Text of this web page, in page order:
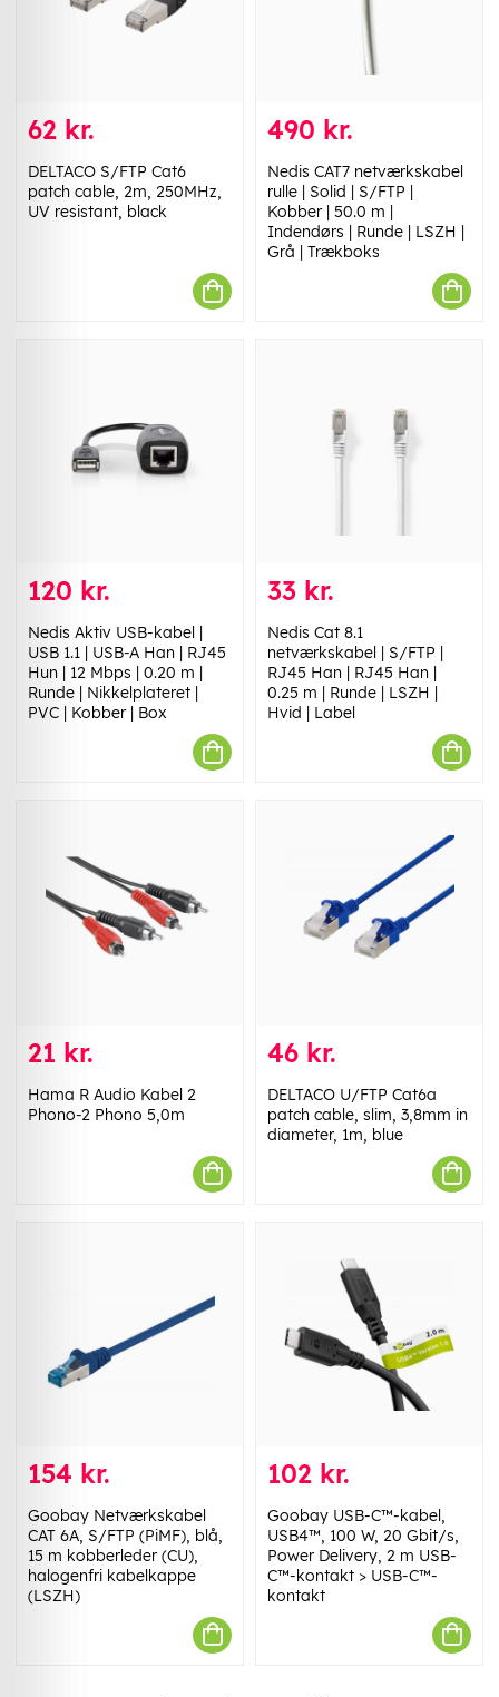
62 kr.
DELTACO S/FTP Cat6
patch cable, 2m, 250MHz,
UV resistant, black
490 kr.
Nedis CAT7 netværkskabel
rulle | Solid | S/FTP |
Kobber | 50.0 m |
Indendørs | Runde | LSZH |
Grå | Trækboks
120 kr.
Nedis Aktiv USB-kabel |
USB 1.1 | USB-A Han | RJ45
Hun | 12 Mbps | 0.20 m |
Runde | Nikkelplateret |
PVC | Kobber | Box
33 kr.
Nedis Cat 8.1
netværkskabel | S/FTP |
RJ45 Han | RJ45 Han |
0.25 m | Runde | LSZH |
Hvid | Label
21 kr.
Hama R Audio Kabel 2
Phono-2 Phono 5,0m
46 kr.
DELTACO U/FTP Cat6a
patch cable, slim, 3,8mm in
diameter, 1m, blue
154 kr.
Goobay Netværkskabel
CAT 6A, S/FTP (PiMF), blå,
15 m kobberleder (CU),
halogenfri kabelkappe
(LSZH)
102 kr.
Goobay USB-C™-kabel,
USB4™, 100 W, 20 Gbit/s,
Power Delivery, 2 m USB-
C™-kontakt > USB-C™-
kontakt